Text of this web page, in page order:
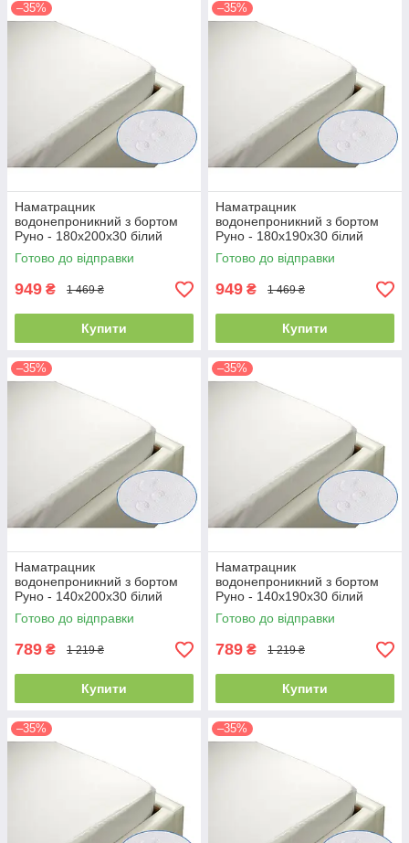
–35%
Наматрацник
водонепроникний з бортом
Руно - 180x200x30 білий
(21384)
Готово до відправки
949 ₴ 1 469 ₴
Купити
–35%
Наматрацник
водонепроникний з бортом
Руно - 180x190x30 білий
(21389)
Готово до відправки
949 ₴ 1 469 ₴
Купити
–35%
Наматрацник
водонепроникний з бортом
Руно - 140x200x30 білий
(21382)
Готово до відправки
789 ₴ 1 219 ₴
Купити
–35%
Наматрацник
водонепроникний з бортом
Руно - 140x190x30 білий
(21387)
Готово до відправки
789 ₴ 1 219 ₴
Купити
–35% –35%